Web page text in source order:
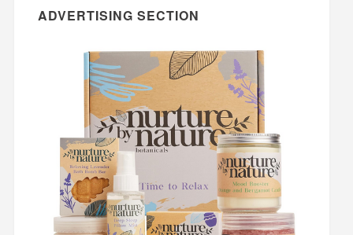
ADVERTISING SECTION